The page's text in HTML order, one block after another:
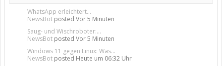
WhatsApp erleichtert...
NewsBot posted Vor 5 Minuten
Saug- und Wischroboter:...
NewsBot posted Vor 5 Minuten
Windows 11 gegen Linux: Was...
NewsBot posted Heute um 06:32 Uhr